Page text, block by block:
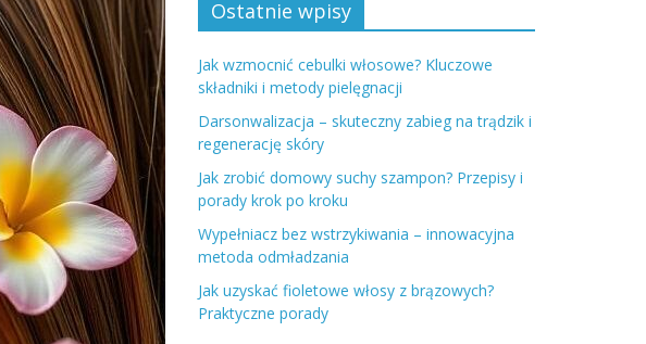
Ostatnie wpisy
Jak wzmocnić cebulki włosowe? Kluczowe
składniki i metody pielęgnacji
Darsonwalizacja – skuteczny zabieg na trądzik i
regenerację skóry
Jak zrobić domowy suchy szampon? Przepisy i
porady krok po kroku
Wypełniacz bez wstrzykiwania – innowacyjna
metoda odmładzania
Jak uzyskać fioletowe włosy z brązowych?
Praktyczne porady